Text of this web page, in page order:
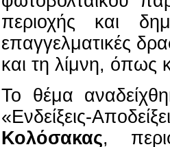
περιοχής και
επαγγελματικές
και τη λίμνη, όπως
Το θέμα
«Ενδείξεις-
Κολόσακας,